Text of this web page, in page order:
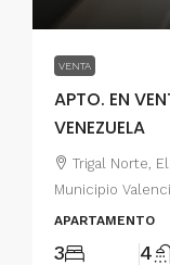
VENTA
APTO. EN
VENEZUELA
Trigal Norte,
Municipio
APARTAMENTO
3 4